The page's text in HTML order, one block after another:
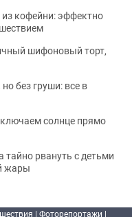
кофейни: эффектно
шифоновый торт,
без груши: все в
солнце прямо
тайно рвануть с детьми
жары
| Фоторепортажи |